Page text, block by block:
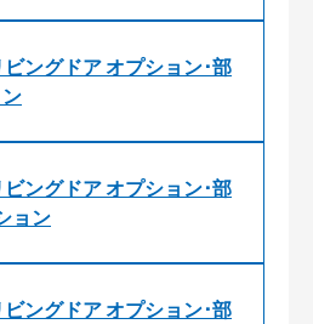
ングドア オプション･部
ングドア オプション･部
ョン
ングドア オプション･部